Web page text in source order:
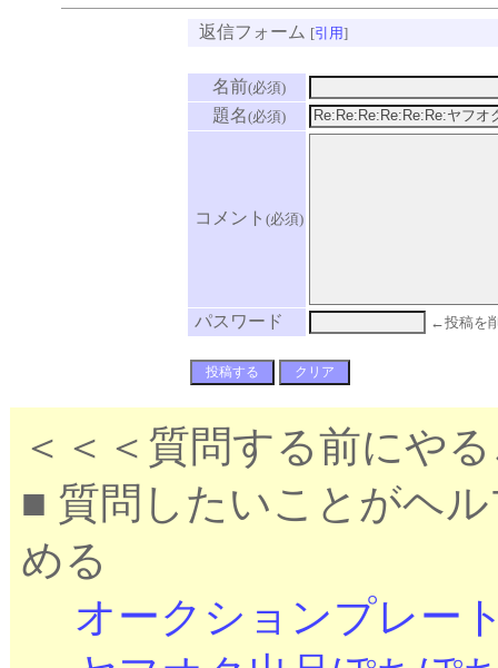
返信フォーム [引用]
名前(必須)
題名(必須)
コメント (必須)
パスワード ←投稿を
＜＜＜質問する前にや
■ 質問したいことがヘ
める
オークションプレー